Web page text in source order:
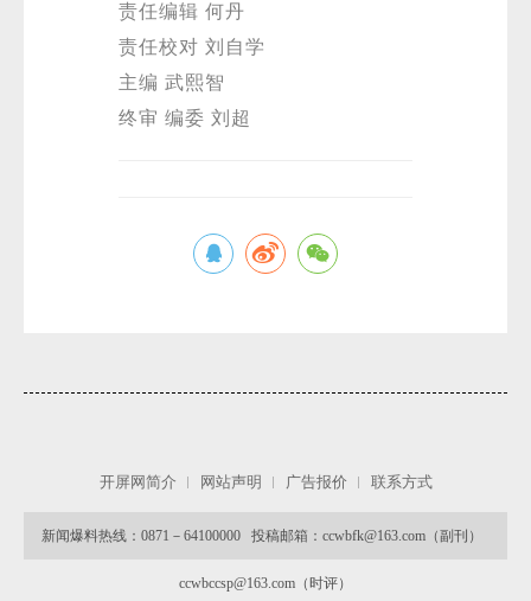
责任编辑 何丹
责任校对 刘自学
主编 武熙智
终审 编委 刘超
开屏网简介 网站声明 广告报价 联系方式
新闻爆料热线：0871－64100000 投稿邮箱：ccwbfk@163.com（副刊）
ccwbccsp@163.com（时评）